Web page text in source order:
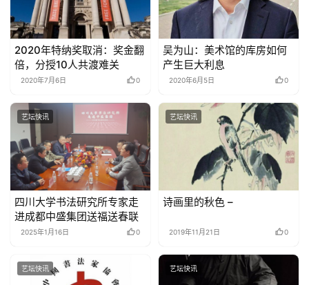
2020年特纳奖取消：奖金翻
倍，分授10人共渡难关
2020年7月6日 0
吴为山：美术馆的库房如何
产生巨大利息
2020年6月5日 0
艺坛快讯
四川大学书法研究所专家走
进成都中盛集团送福送春联
2025年1月16日 0
艺坛快讯
诗画里的秋色 –
2019年11月21日 0
艺坛快讯 艺坛快讯